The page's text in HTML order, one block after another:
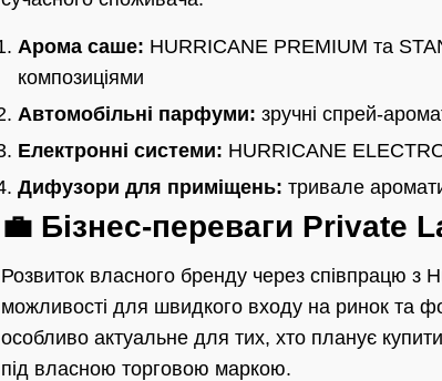
Арома саше: HURRICANE PREMIUM та
композиціями
Автомобільні парфуми: зручні спрей-
Електронні системи: HURRICANE
Дифузори для приміщень: тривале
💼 Бізнес-переваги Private
Розвиток власного бренду через співпрацю з
можливості для швидкого входу на ринок та
особливо актуальне для тих, хто планує
під власною торговою маркою.